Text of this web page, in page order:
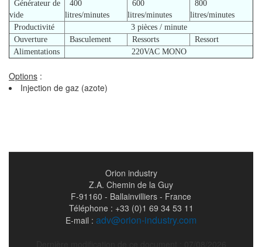
Générateur de
vide
400
litres/minutes
600
litres/minutes
800
litres/minutes
Productivité
3 pièces / minute
Ouverture
Basculement Ressorts
Ressort
Alimentations
220VAC MONO
Options :
Injection de gaz (azote)
Orion industry
Z.A. Chemin de la Guy
F-91160 - Ballainvilliers - France
Téléphone : +33 (0)1 69 34 53 11
E-mail : adv@orion-industry.com